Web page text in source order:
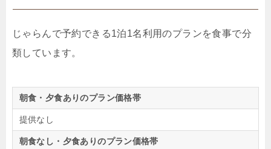
じゃらんで予約できる1泊1名利用のプランを食事で分
類しています。
朝食・夕食ありのプラン価格帯
提供なし
朝食なし・夕食ありのプラン価格帯